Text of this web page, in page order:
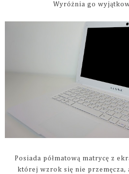
Wyróżnia go
Posiada półmatową matrycę z
której wzrok się nie przemęcza,